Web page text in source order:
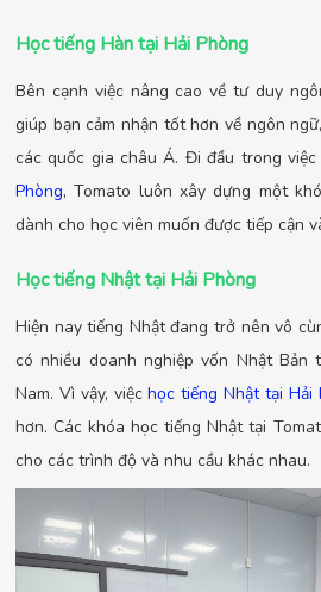
Học tiếng Hàn tại Hải Phòng
Bên cạnh việc nâng cao về tư duy
giúp bạn cảm nhận tốt hơn về ngôn
các quốc gia châu Á. Đi đầu trong việc
Phòng, Tomato luôn xây dựng một
dành cho học viên muốn được tiếp cận
Học tiếng Nhật tại Hải Phòng
Hiện nay tiếng Nhật đang trở nên vô
có nhiều doanh nghiệp vốn Nhật Bản
Nam. Vì vậy, việchọc tiếng Nhật tại Hải
hơn. Các khóa học tiếng Nhật tại
cho các trình độ và nhu cầu khác nhau.